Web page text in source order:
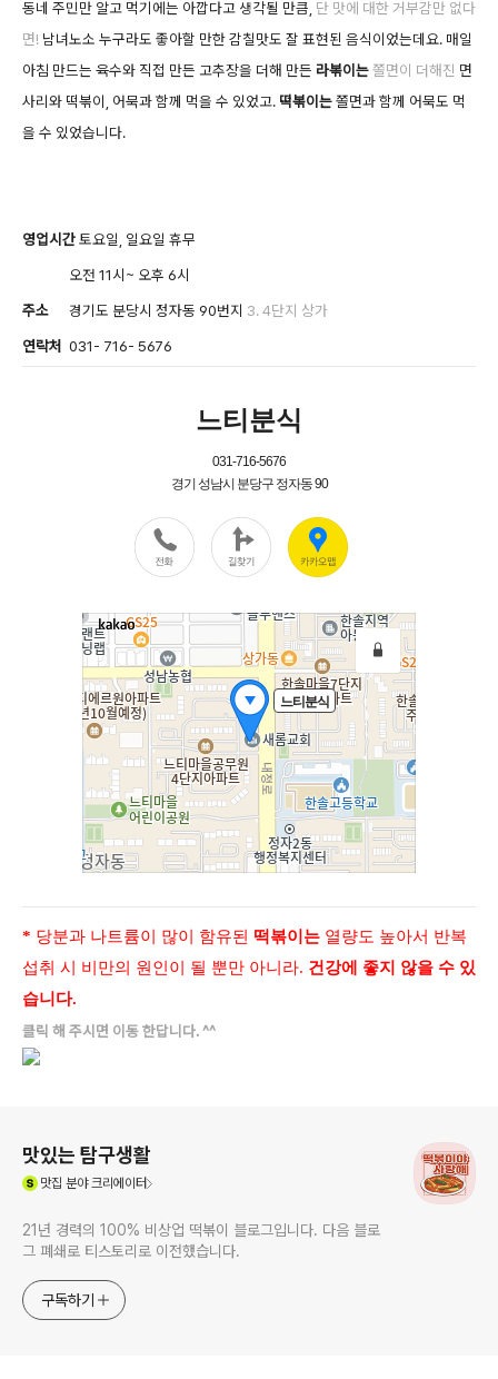
동네 주민만 알고 먹기에는 아깝다고 생각될 만큼, 단 맛에 대한 거부감만 없다
면! 남녀노소 누구라도 좋아할 만한감칠맛도 잘 표현된 음식이었는데요. 매일
아침 만드는 육수와 직접 만든 고추장을 더해 만든 라볶이는쫄면이 더해진 면
사리와 떡볶이, 어묵과 함께 먹을 수 있었고. 떡볶이는쫄면과 함께 어묵도 먹
을 수 있었습니다.
영업시간토요일, 일요일 휴무
오전 11시~ 오후 6시
주소 경기도 분당시 정자동 90번지 3. 4단지 상가
연락처 031- 716- 5676
* 당분과 나트륨이 많이 함유된 떡볶이는 열량도 높아서 반복
섭취 시 비만의 원인이 될 뿐만 아니라. 건강에 좋지 않을 수 있
습니다.
클릭 해 주시면 이동 한답니다. ^^
맛있는 탐구생활
맛집 분야 크리에이터
21년 경력의 100% 비상업 떡볶이 블로그입니다. 다음 블로
그 폐쇄로 티스토리로 이전했습니다.
구독하기